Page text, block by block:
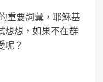
重要詞彙，耶穌基
想想，如果不在群
呢？